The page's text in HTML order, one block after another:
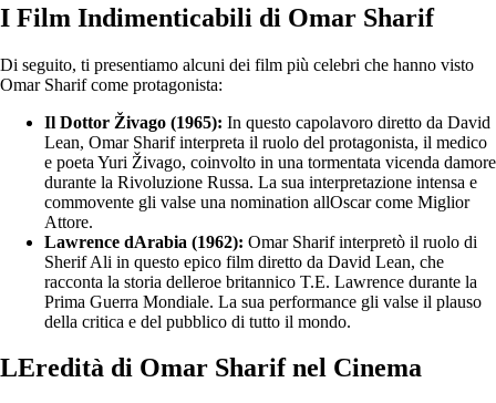
I Film Indimenticabili di Omar Sharif
Di seguito, ti presentiamo alcuni dei film più celebri che hanno visto
Omar Sharif come protagonista:
Il Dottor Živago (1965): In questo capolavoro diretto da David
Lean, Omar Sharif interpreta il ruolo del protagonista, il medico
e poeta Yuri Živago, coinvolto in una tormentata vicenda damore
durante la Rivoluzione Russa. La sua interpretazione intensa e
commovente gli valse una nomination allOscar come Miglior
Attore.
Lawrence dArabia (1962): Omar Sharif interpretò il ruolo di
Sherif Ali in questo epico film diretto da David Lean, che
racconta la storia delleroe britannico T.E. Lawrence durante la
Prima Guerra Mondiale. La sua performance gli valse il plauso
della critica e del pubblico di tutto il mondo.
LEredità di Omar Sharif nel Cinema